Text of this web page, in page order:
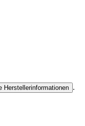
Herstellerinformationen .